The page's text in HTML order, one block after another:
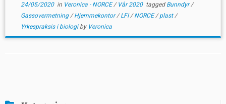
24/05/2020in Veronica - NORCE/ Vår 2020 tagged Bunndyr/
Gassovermetning/Hjemmekontor/LFI/NORCE/plast/
Yrkespraksis i biologi by Veronica